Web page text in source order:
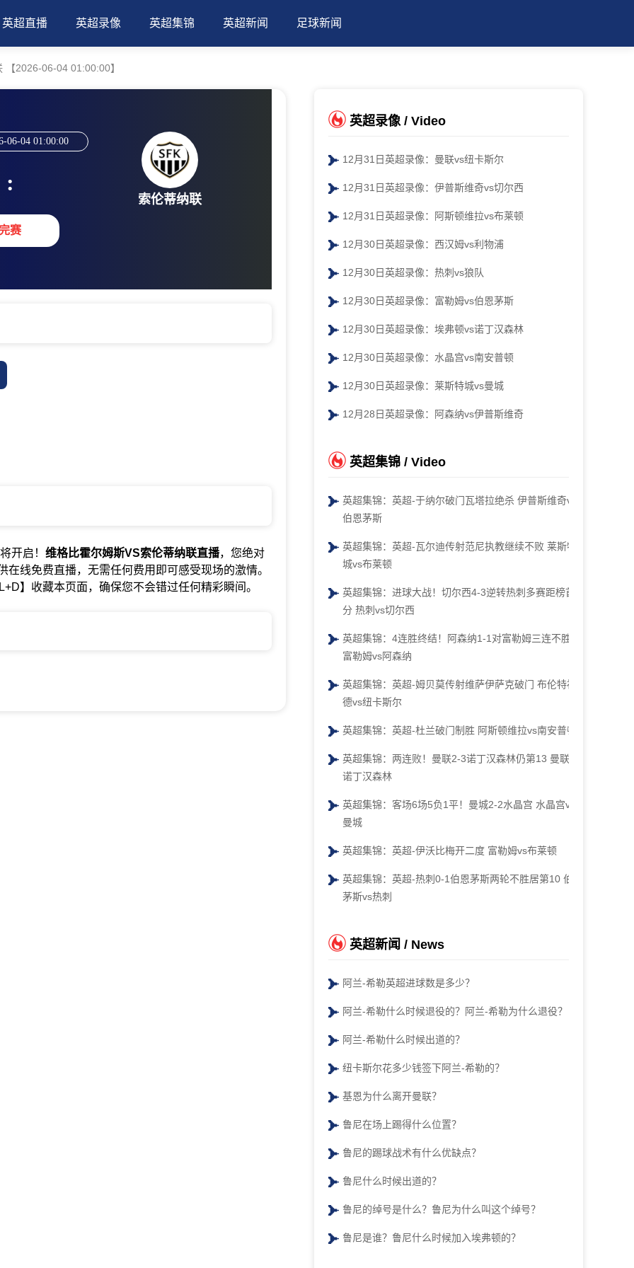
英超直播 英超录像 英超集锦 英超新闻 足球新闻
2026-06-04 01:00:00】
06-04 01:00:00
:
赛
索伦蒂纳联
开启！ 维格比霍尔姆斯VS索伦蒂纳联直播，您绝对
线免费直播，无需任何费用即可感受现场的激情。
】收藏本页面，确保您不会错过任何精彩瞬间。
英超录像 / Video
12月31日英超录像：曼联vs纽卡斯尔
12月31日英超录像：伊普斯维奇vs切尔西
12月31日英超录像：阿斯顿维拉vs布莱顿
12月30日英超录像：西汉姆vs利物浦
12月30日英超录像：热刺vs狼队
12月30日英超录像：富勒姆vs伯恩茅斯
12月30日英超录像：埃弗顿vs诺丁汉森林
12月30日英超录像：水晶宫vs南安普顿
12月30日英超录像：莱斯特城vs曼城
12月28日英超录像：阿森纳vs伊普斯维奇
英超集锦 / Video
英超集锦：英超-于纳尔破门瓦塔拉绝杀 伊普斯维奇vs
伯恩茅斯
英超集锦：英超-瓦尔迪传射范尼执教继续不败 莱斯特
城vs布莱顿
英超集锦：进球大战！切尔西4-3逆转热刺多赛距榜首4
分 热刺vs切尔西
英超集锦：4连胜终结！阿森纳1-1对富勒姆三连不胜
富勒姆vs阿森纳
英超集锦：英超-姆贝莫传射维萨伊萨克破门 布伦特福
德vs纽卡斯尔
英超集锦：英超-杜兰破门制胜 阿斯顿维拉vs南安普顿
英超集锦：两连败！曼联2-3诺丁汉森林仍第13 曼联vs
诺丁汉森林
英超集锦：客场6场5负1平！曼城2-2水晶宫 水晶宫vs
曼城
英超集锦：英超-伊沃比梅开二度 富勒姆vs布莱顿
英超集锦：英超-热刺0-1伯恩茅斯两轮不胜居第10 伯恩
茅斯vs热刺
英超新闻 / News
阿兰-希勒英超进球数是多少？
阿兰-希勒什么时候退役的？阿兰-希勒为什么退役？
阿兰-希勒什么时候出道的？
纽卡斯尔花多少钱签下阿兰-希勒的？
基恩为什么离开曼联？
鲁尼在场上踢得什么位置？
鲁尼的踢球战术有什么优缺点？
鲁尼什么时候出道的？
鲁尼的绰号是什么？鲁尼为什么叫这个绰号？
鲁尼是谁？鲁尼什么时候加入埃弗顿的？